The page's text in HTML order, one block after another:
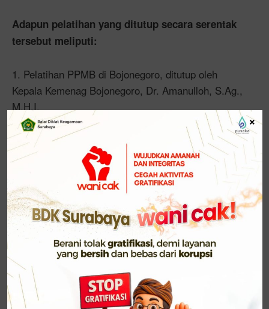
Adapun pelatihan yang ditutup secara serentak
tersebut meliputi:
1. Pelatihan PPMB di Bojonegoro, ditutup oleh
Kepala Kemenag Bojonegoro, Dr. Amanulloh, S.Ag.,
M.H.I.
2. Pelatihan PPMB di Jember, ditutup oleh Kepala
Kemenag Jember, Dr. Santoso, S.Ag., M.Pd.
3. Pelatihan PPMB di Tuban, ditutup oleh Plt.
Kasubbag TU Kemenag Tuban, H. Arifin, S.H.
4. Pelatihan Implementasi Kurikulum Merdeka (IKM)
pada Numerasi MI di Probolinggo, ditutup oleh
Kepala Kemenag Probolinggo, Dr. H. Samsur, S.Ag.,
M.Pd.I., didampingi oleh Kasubbag TU BDK
Surabaya, Dr. H. Muslimin, M.M.
×